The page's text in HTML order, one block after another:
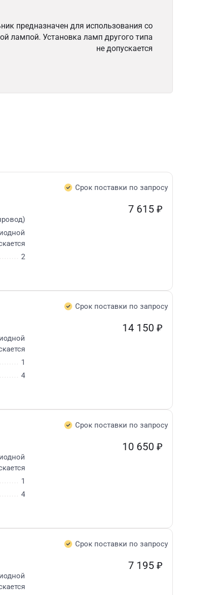
предназначен для использования со
лампой. Установка ламп другого типа
не допускается
2
Срок поставки по запросу
7 615 ₽
1
4
Срок поставки по запросу
14 150 ₽
1
4
Срок поставки по запросу
10 650 ₽
Срок поставки по запросу
7 195 ₽